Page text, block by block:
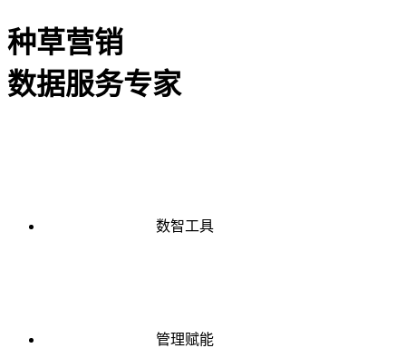
种草营销
数据服务专家
数智工具
管理赋能